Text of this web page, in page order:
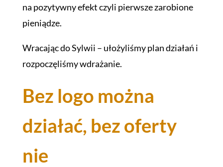
na pozytywny efekt czyli pierwsze zarobione
pieniądze.
Wracając do Sylwii – ułożyliśmy plan działań i
rozpoczęliśmy wdrażanie.
Bez logo można
działać, bez oferty
nie